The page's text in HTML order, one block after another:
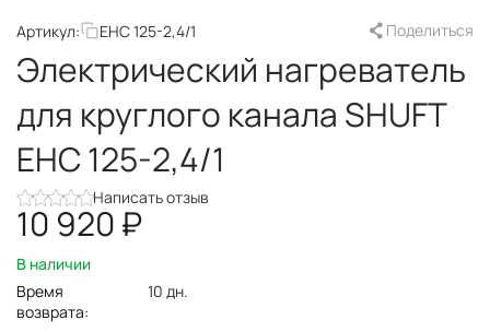
Артикул: EHC 125-2,4/1 Поделиться
Электрический нагреватель
для круглого канала SHUFT
EHC 125-2,4/1
Написать отзыв
10 920₽
В наличии
Время
возврата:
10 дн.